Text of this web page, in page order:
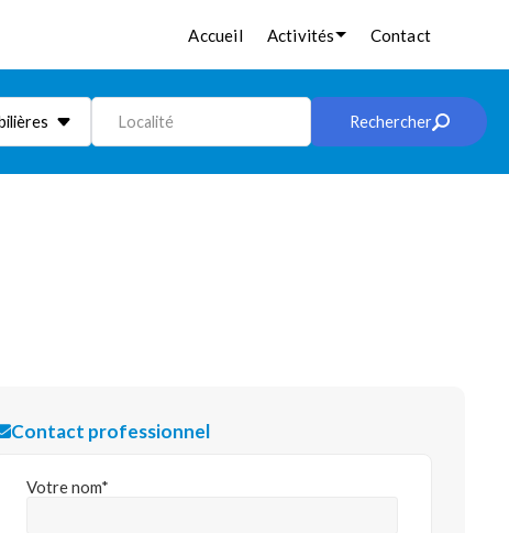
Accueil Activités Contact
Localité Rechercher
Contact professionnel
Votre nom*